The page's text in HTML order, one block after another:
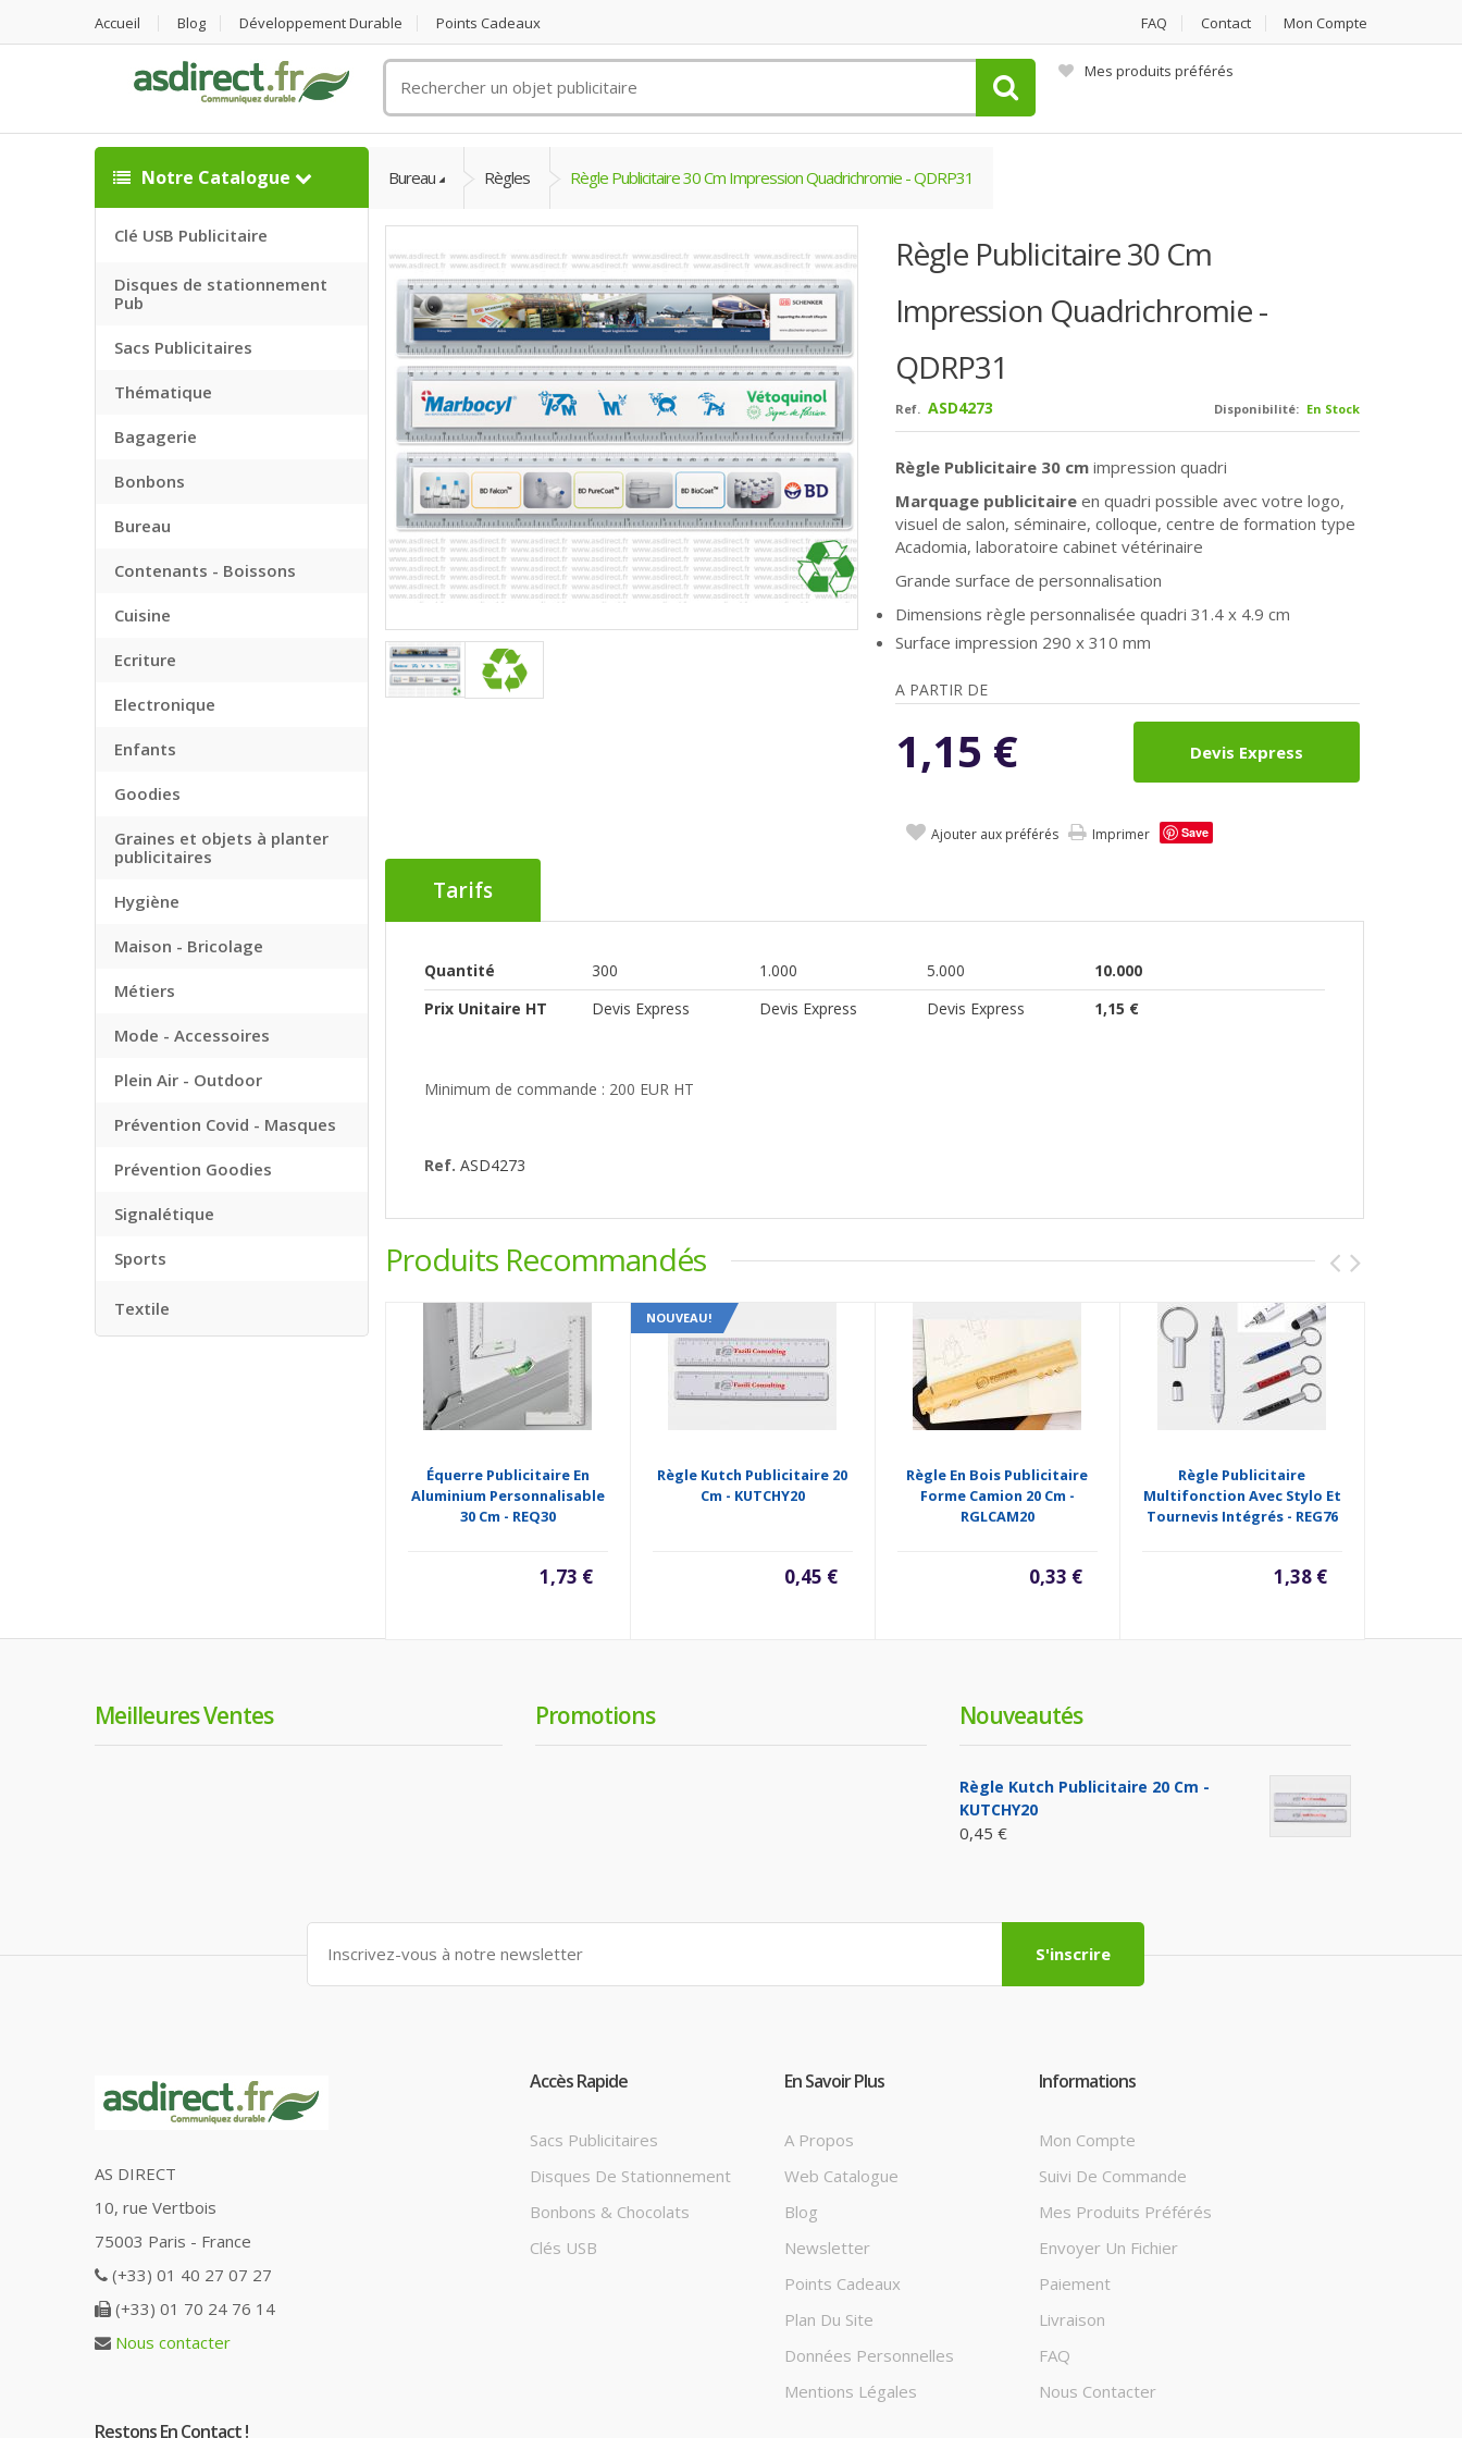
Accueil Blog Développement Durable Points Cadeaux FAQ Contact Mon Compte
un
objet
publicitaire
Mes produits préférés
Notre Catalogue
Clé USB Publicitaire
Disques de stationnement
Pub
Sacs Publicitaires
Thématique
Bagagerie
Bonbons
Bureau
Contenants - Boissons
Cuisine
Ecriture
Electronique
Enfants
Goodies
Graines et objets à planter
publicitaires
Hygiène
Maison - Bricolage
Métiers
Mode - Accessoires
Plein Air - Outdoor
Prévention Covid - Masques
Prévention Goodies
Signalétique
Sports
Textile
Bureau Règles Règle Publicitaire 30 Cm Impression Quadrichromie - QDRP31
Règle Publicitaire 30 Cm
Impression Quadrichromie -
QDRP31
Disponibilité: En Stock
Ref. ASD4273
Règle Publicitaire 30 cmimpression quadri
Marquage publicitaireen quadri possible avec votre logo,
visuel de salon, séminaire, colloque, centre de formation type
Acadomia, laboratoire cabinet vétérinaire
Grande surface de personnalisation
Dimensions règle personnalisée quadri 31.4 x 4.9 cm
Surface impression 290 x 310 mm
A PARTIR DE
1,15 € Devis Express
Ajouter aux préférés Imprimer Save
Tarifs
Quantité 300 1.000 5.000
10.000
Prix Unitaire HT
Devis Express Devis Express Devis Express 1,15 €
Minimum de commande : 200 EUR HT
Ref. ASD4273
Produits Recommandés
Équerre Publicitaire En
Aluminium Personnalisable
30 Cm - REQ30
1,73 €
NOUVEAU!
Règle Kutch Publicitaire 20
Cm - KUTCHY20
0,45 €
Règle En Bois Publicitaire
Forme Camion 20 Cm -
RGLCAM20
0,33 €
Règle Publicitaire
Multifonction Avec Stylo Et
Tournevis Intégrés - REG76
1,38 €
Meilleures Ventes Promotions Nouveautés
Règle Kutch Publicitaire 20 Cm -
KUTCHY20
0,45 €
S'inscrire
AS DIRECT
10, rue Vertbois
75003 Paris - France
(+33) 01 40 27 07 27
(+33) 01 70 24 76 14
Nous contacter
Restons En Contact !
Accès Rapide
Sacs Publicitaires
Disques De Stationnement
Bonbons & Chocolats
Clés USB
En Savoir Plus
A Propos
Web Catalogue
Blog
Newsletter
Points Cadeaux
Plan Du Site
Données Personnelles
Mentions Légales
Informations
Mon Compte
Suivi De Commande
Mes Produits Préférés
Envoyer Un Fichier
Paiement
Livraison
FAQ
Nous Contacter